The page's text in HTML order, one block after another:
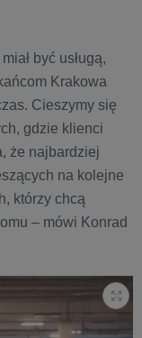
być usługą,
Krakowa
Cieszymy się
gdzie klienci
że najbardziej
na kolejne
którzy chcą
– mówi Konrad